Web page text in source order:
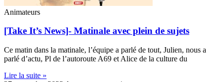
Animateurs
[Take It’s News]- Matinale avec plein de sujets
Ce matin dans la matinale, l’équipe a parlé de tout, Julien, nous a
parlé d’actu, Pl de l’autoroute A69 et Alice de la culture du
Lire la suite »